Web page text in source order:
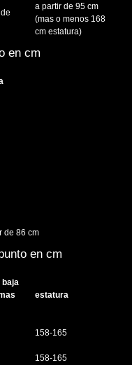
a partir de 95 cm
(mas o menos 168
cm estatura)
en cm
de 86 cm
en cm
baja
estatura
158-165
158-165